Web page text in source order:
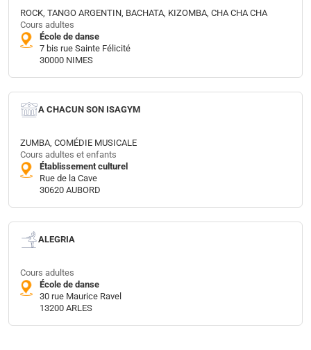
ROCK, TANGO ARGENTIN, BACHATA, KIZOMBA, CHA CHA CHA
Cours adultes
École de danse
7 bis rue Sainte Félicité
30000 NIMES
A CHACUN SON ISAGYM
ZUMBA, COMÉDIE MUSICALE
Cours adultes et enfants
Établissement culturel
Rue de la Cave
30620 AUBORD
ALEGRIA
Cours adultes
École de danse
30 rue Maurice Ravel
13200 ARLES